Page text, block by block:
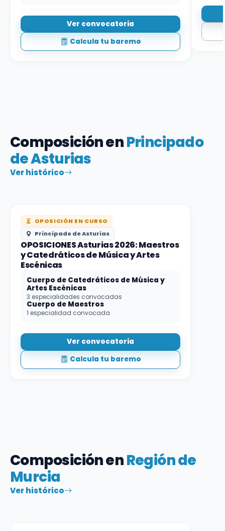
Ver convocatoria
Calcula tu baremo
Composición enPrincipado
de Asturias
Ver histórico
OPOSICIÓN EN CURSO
Principado de Asturias
OPOSICIONES Asturias 2026: Maestros
y Catedráticos de Música y Artes
Escénicas
Cuerpo de Catedráticos de Música y
Artes Escénicas
3 especialidades convocadas
Cuerpo de Maestros
1 especialidad convocada
Ver convocatoria
Calcula tu baremo
Composición enRegión de
Murcia
Ver histórico